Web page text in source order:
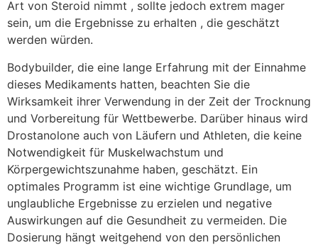
Art von Steroid nimmt , sollte jedoch extrem mager
sein, um die Ergebnisse zu erhalten , die geschätzt
werden würden.
Bodybuilder, die eine lange Erfahrung mit der Einnahme
dieses Medikaments hatten, beachten Sie die
Wirksamkeit ihrer Verwendung in der Zeit der Trocknung
und Vorbereitung für Wettbewerbe. Darüber hinaus wird
Drostanolone auch von Läufern und Athleten, die keine
Notwendigkeit für Muskelwachstum und
Körpergewichtszunahme haben, geschätzt. Ein
optimales Programm ist eine wichtige Grundlage, um
unglaubliche Ergebnisse zu erzielen und negative
Auswirkungen auf die Gesundheit zu vermeiden. Die
Dosierung hängt weitgehend von den persönlichen